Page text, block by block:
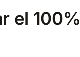
el 100%